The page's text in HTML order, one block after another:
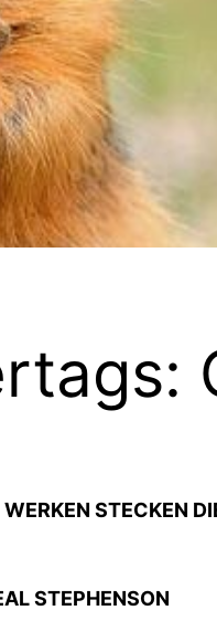
STECKEN
STEPHENSON